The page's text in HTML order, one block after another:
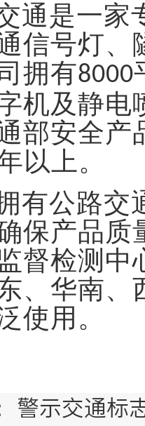
通是一家
信号灯、
拥有8000
机及静电
部安全产
以上。
有公路交
保产品质
督检测中
、华南、
使用。
警示交通标